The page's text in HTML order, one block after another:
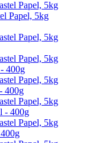
Papel, 5kg
400g
400g
- 400g